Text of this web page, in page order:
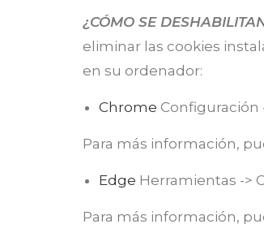
¿CÓMO SE
eliminar las cookies
en su ordenador:
Chrome Configuración
Para más información,
Edge Herramientas ->
Para más información,